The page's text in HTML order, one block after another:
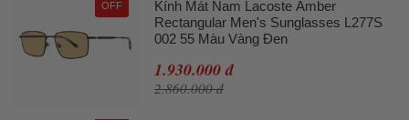
OFF
Kính Mát Nam Lacoste Amber
Rectangular Men's Sunglasses L277S
002 55 Màu Vàng Đen
1.930.000 đ
2.860.000 đ